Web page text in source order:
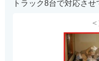
トラック8台で対応させ